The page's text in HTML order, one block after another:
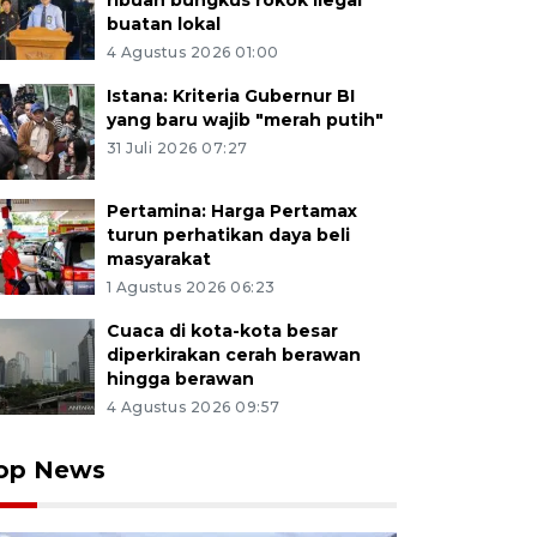
buatan lokal
4 Agustus 2026 01:00
Istana: Kriteria Gubernur BI
yang baru wajib "merah putih"
31 Juli 2026 07:27
Pertamina: Harga Pertamax
turun perhatikan daya beli
masyarakat
1 Agustus 2026 06:23
Cuaca di kota-kota besar
diperkirakan cerah berawan
hingga berawan
4 Agustus 2026 09:57
News